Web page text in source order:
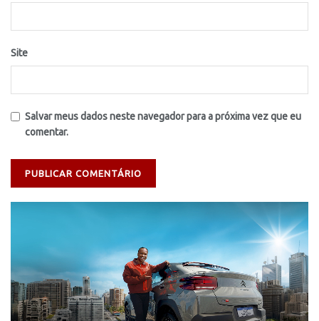
Site
Salvar meus dados neste navegador para a próxima vez que eu
comentar.